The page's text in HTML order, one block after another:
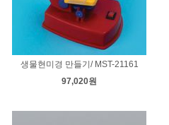
생물현미경 만들기/ MST-21161
97,020원